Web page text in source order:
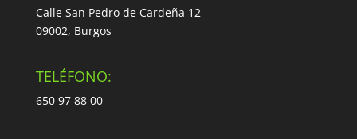
Calle San Pedro de Cardeña 12
09002, Burgos
TELÉFONO:
650 97 88 00